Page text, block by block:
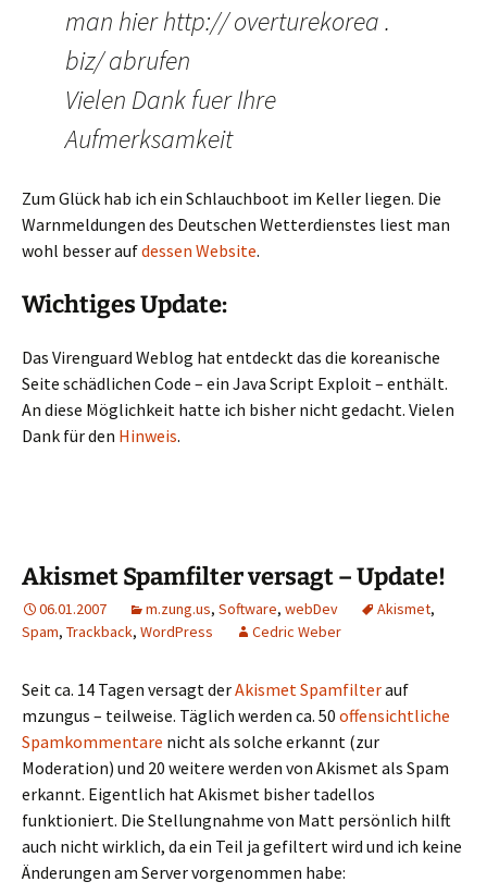
man hier http:// overturekorea .
biz/ abrufen
Vielen Dank fuer Ihre
Aufmerksamkeit
Zum Glück hab ich ein Schlauchboot im Keller liegen. Die
Warnmeldungen des Deutschen Wetterdienstes liest man
wohl besser aufdessen Website.
Wichtiges Update:
Das Virenguard Weblog hat entdeckt das die koreanische
Seite schädlichen Code – ein Java Script Exploit – enthält.
An diese Möglichkeit hatte ich bisher nicht gedacht. Vielen
Dank für den Hinweis.
Akismet Spamfilter versagt – Update!
06.01.2007 m.zung.us, Software, webDev Akismet,
Spam, Trackback, WordPress Cedric Weber
Seit ca. 14 Tagen versagt derAkismet Spamfilterauf
mzungus – teilweise. Täglich werden ca. 50 offensichtliche
Spamkommentare nicht als solche erkannt (zur
Moderation) und 20 weitere werden von Akismet als Spam
erkannt. Eigentlich hat Akismet bisher tadellos
funktioniert. Die Stellungnahme von Matt persönlich hilft
auch nicht wirklich, da ein Teil ja gefiltert wird und ich keine
Änderungen am Server vorgenommen habe: